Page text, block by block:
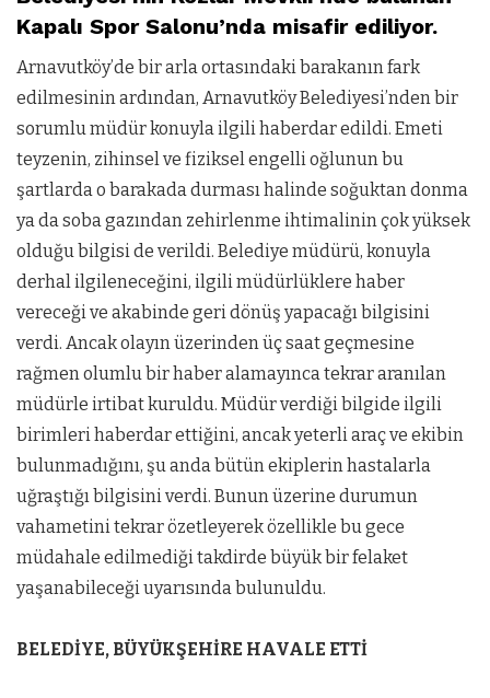
Kapalı Spor Salonu’nda misafir ediliyor.
Arnavutköy’de bir arla ortasındaki barakanın fark
edilmesinin ardından, Arnavutköy Belediyesi’nden bir
sorumlu müdür konuyla ilgili haberdar edildi. Emeti
teyzenin, zihinsel ve fiziksel engelli oğlunun bu
şartlarda o barakada durması halinde soğuktan donma
ya da soba gazından zehirlenme ihtimalinin çok yüksek
olduğu bilgisi de verildi. Belediye müdürü, konuyla
derhal ilgileneceğini, ilgili müdürlüklere haber
vereceği ve akabinde geri dönüş yapacağı bilgisini
verdi. Ancak olayın üzerinden üç saat geçmesine
rağmen olumlu bir haber alamayınca tekrar aranılan
müdürle irtibat kuruldu. Müdür verdiği bilgide ilgili
birimleri haberdar ettiğini, ancak yeterli araç ve ekibin
bulunmadığını, şu anda bütün ekiplerin hastalarla
uğraştığı bilgisini verdi. Bunun üzerine durumun
vahametini tekrar özetleyerek özellikle bu gece
müdahale edilmediği takdirde büyük bir felaket
yaşanabileceği uyarısında bulunuldu.
BELEDİYE, BÜYÜKŞEHİRE HAVALE ETTİ